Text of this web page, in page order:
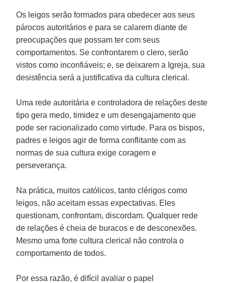
Os leigos serão formados para obedecer aos seus
párocos autoritários e para se calarem diante de
preocupações que possam ter com seus
comportamentos. Se confrontarem o clero, serão
vistos como inconfiáveis; e, se deixarem a Igreja, sua
desistência será a justificativa da cultura clerical.
Uma rede autoritária e controladora de relações deste
tipo gera medo, timidez e um desengajamento que
pode ser racionalizado como virtude. Para os bispos,
padres e leigos agir de forma conflitante com as
normas de sua cultura exige coragem e
perseverança.
Na prática, muitos católicos, tanto clérigos como
leigos, não aceitam essas expectativas. Eles
questionam, confrontam, discordam. Qualquer rede
de relações é cheia de buracos e de desconexões.
Mesmo uma forte cultura clerical não controla o
comportamento de todos.
Por essa razão, é difícil avaliar o papel